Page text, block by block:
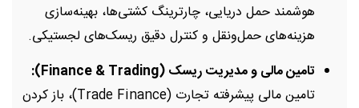
هوشمند حمل دریایی، چارترینگ کشتی‌ها، بهینه‌سازی
هزینه‌های حمل‌ونقل و کنترل دقیق ریسک‌های لجستیکی.
تامین مالی و مدیریت ریسک (Finance & Trading):
تامین مالی پیشرفته تجارت (Trade Finance)، باز کردن